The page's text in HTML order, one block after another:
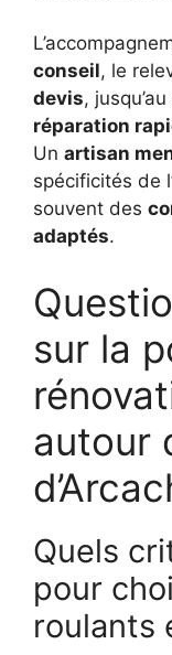
conseil, le
devis, jusqu’au
réparation
Un artisan
spécificités de
souvent des
adaptés.
sur la
autour
Quels
pour
roulants